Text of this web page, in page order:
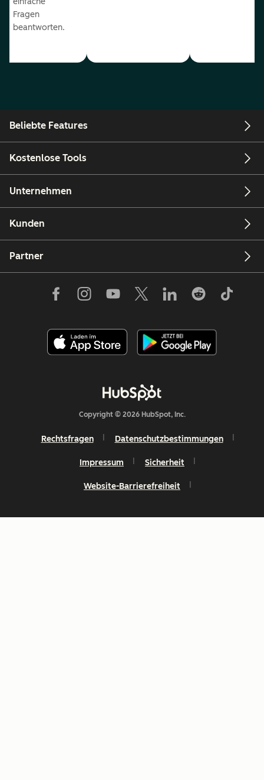
Fragen
beantworten.
Beliebte Features
Kostenlose Tools
Unternehmen
Kunden
Partner
Copyright © 2026 HubSpot, Inc.
Rechtsfragen Datenschutzbestimmungen
Impressum Sicherheit
Website-Barrierefreiheit